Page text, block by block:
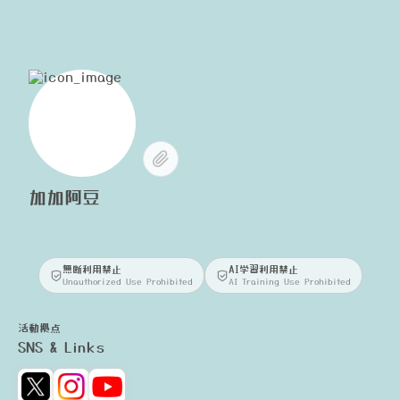
加加阿豆
無断利用禁止
Unauthorized Use Prohibited
AI学習利用禁止
AI Training Use Prohibited
活動拠点
SNS & Links